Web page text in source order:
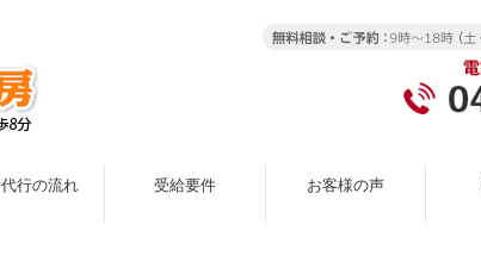
行の流れ 受給要件 お客様の声